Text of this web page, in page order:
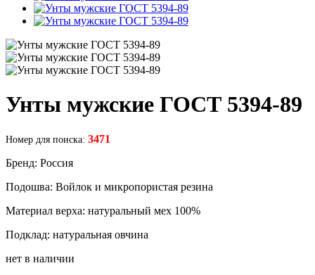
Унты мужские ГОСТ 5394-89
Номер для поиска: 3471
Бренд: Россия
Подошва: Войлок и микропористая резина
Материал верха: натуральный мех 100%
Подклад: натуральная овчина
нет в наличии